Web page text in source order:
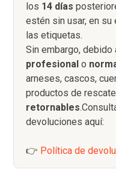
los 14 días
estén sin usar, en
las etiquetas.
Sin embargo, debido
profesional o
arneses, cascos,
productos de rescate
retornables
devoluciones aquí:
👉 Política de